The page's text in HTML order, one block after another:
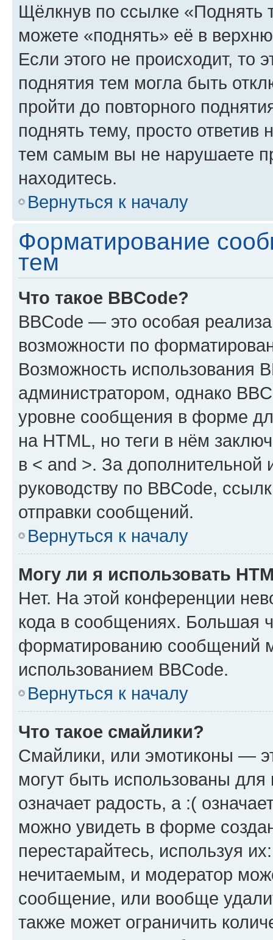
Щёлкнув по ссылке «Поднять
можете «поднять» её в
Если этого не происходит, то
поднятия тем могла быть
пройти до повторного
поднять тему, просто ответив
тем самым вы не нарушаете
находитесь.
Вернуться к началу
Форматирование
тем
Что такое BBCode?
BBCode — это особая
возможности по
Возможность использования
администратором, однако
уровне сообщения в форме
на HTML, но теги в нём
в < and >. За
руководству по BBCode,
отправки сообщений.
Вернуться к началу
Могу ли я использовать
Нет. На этой конференции
кода в сообщениях. Большая
форматированию сообщений
использованием BBCode.
Вернуться к началу
Что такое смайлики?
Смайлики, или эмотиконы —
могут быть использованы
означает радость, а :(
можно увидеть в форме
перестарайтесь, используя
нечитаемым, и модератор
сообщение, или вообще
также может ограничить